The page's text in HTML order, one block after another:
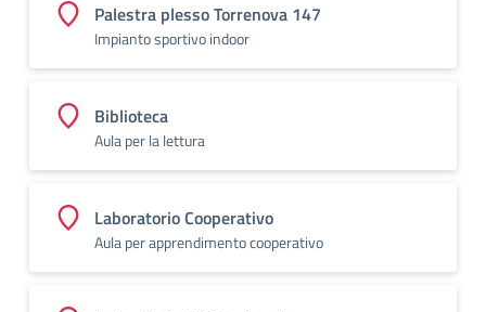
Palestra plesso Torrenova 147
Impianto sportivo indoor
Biblioteca
Aula per la lettura
Laboratorio Cooperativo
Aula per apprendimento cooperativo